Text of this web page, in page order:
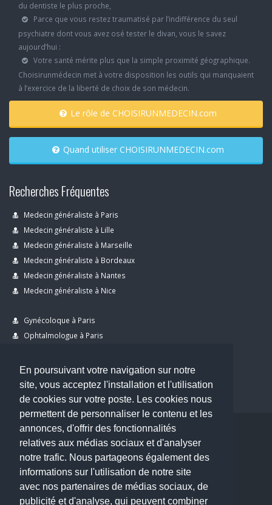
En poursuivant votre navigation sur notre
site, vous acceptez l'installation et l'utilisation
de cookies sur votre poste. Les cookies nous
permettent de personnaliser le contenu et les
annonces, d'offrir des fonctionnalités
relatives aux médias sociaux et d'analyser
notre trafic. Nous partageons également des
informations sur l'utilisation de notre site
avec nos partenaires de médias sociaux, de
publicité et d'analyse, qui peuvent combiner
du dentiste le plus proche,
Parce que vous restez traumatisé par l’indifférence du seul
psychiatre dont vous avez osé tester le divan, vous le savez
aujourd’hui :
Votre santé mérite plus que la simple proximité géographique.
Choisirunmédecin met à votre disposition les outils qui manquaient
à l’exercice de la liberté de choix de son médecin.
Le rôle de CHOISIRUNMEDECIN.com
Quand utiliser CHOISIRUNMEDECIN.com
Recherches Fréquentes
Medecin généraliste à Paris
Medecin généraliste à Lille
Medecin généraliste à Marseille
Medecin généraliste à Bordeaux
Medecin généraliste à Nantes
Medecin généraliste à Nice
Gynécoloque à Paris
Ophtalmologue à Paris
Dentiste à Paris
Copyright © 2026 . All Rights Reserved.
choisirunmedecin@gmail.com
Nous contacter